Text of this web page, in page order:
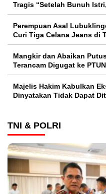
Tragis “Setelah Bunuh
Perempuan Asal
Curi Tiga Celana Jeans di
Mangkir dan Abaikan
Terancam Digugat ke
Majelis Hakim Kabulkan
Dinyatakan Tidak Dapat
TNI & POLRI